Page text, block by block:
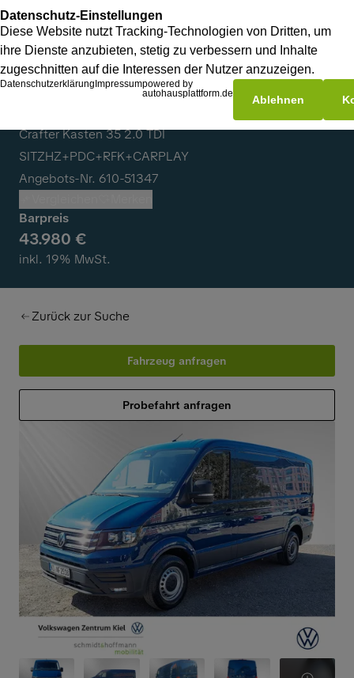
Crafter Kasten 35 2.0 TDI
SITZHZ+PDC+RFK+CARPLAY
Angebots-Nr. 610-51347
Barpreis
43.980 €
inkl. 19% MwSt.
Zurück zur Suche
Fahrzeug anfragen
Probefahrt anfragen